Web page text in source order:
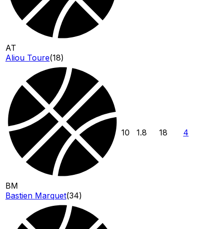
AT
Aliou Toure(18)
BM
Bastien Marquet(34)
10 1.8 18 4